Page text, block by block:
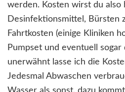
werden. Kosten wirst du also
Desinfektionsmittel, Bürsten
Fahrtkosten (einige Kliniken
Pumpset und eventuell
unerwähnt lasse ich die
Jedesmal Abwaschen